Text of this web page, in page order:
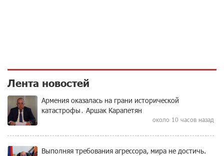
Лента новостей
Армения оказалась на грани исторической
катастрофы․ Аршак Карапетян
около 10 часов назад
Выполняя требования агрессора, мира не достичь.